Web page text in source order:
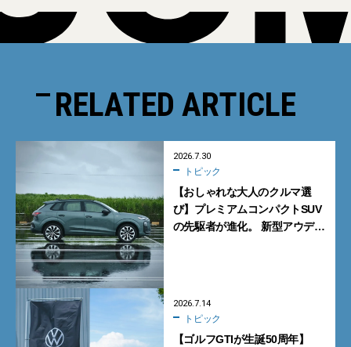
RELATED ARTICLE
2026.7.30
トピック
【おしゃれな大人のクルマ選
び】プレミアムコンパクトSUV
の先駆者が進化。 新型アウディ
2026.7.14
トピック
【ゴルフGTIが生誕50周年】